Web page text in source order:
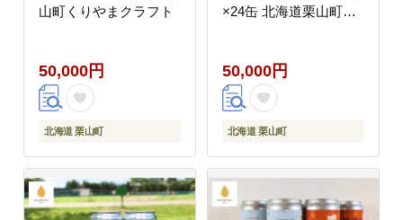
山町くりやまクラフト
50,000円
北海道 栗山町
×24缶 北海道栗山町く
50,000円
北海道 栗山町